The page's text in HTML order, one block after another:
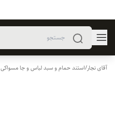
آقای نجار/استند حمام و سبد لباس و جا مسواکی